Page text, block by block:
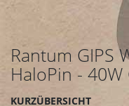
Rantum GIPS
HaloPin - 40W
KURZÜBERSICHT